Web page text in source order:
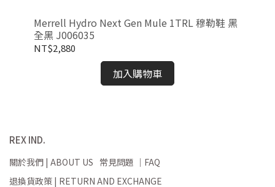
Merrell Hydro Next Gen Mule 1TRL 穆勒鞋 黑
全黑 J006035
NT$2,880
加入購物車
REX IND.
關於我們 | ABOUT US 常見問題 ｜FAQ
退換貨政策 | RETURN AND EXCHANGE